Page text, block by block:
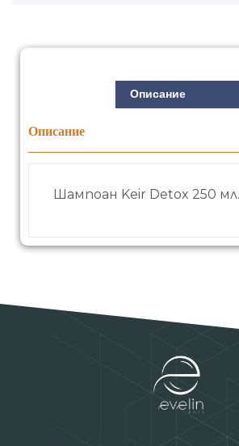
Описание
Описание
Шампоан Keir Detox 250 мл.